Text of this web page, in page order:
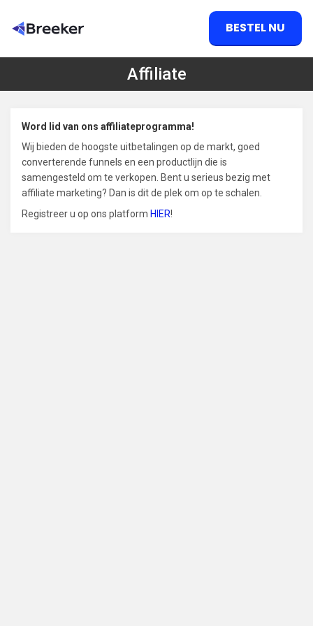
BESTEL NU
Affiliate
Word lid van ons affiliateprogramma!
Wij bieden de hoogste uitbetalingen op de markt, goed
converterende funnels en een productlijn die is
samengesteld om te verkopen. Bent u serieus bezig met
affiliate marketing? Dan is dit de plek om op te schalen.
Registreer u op ons platform HIER!